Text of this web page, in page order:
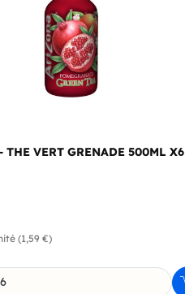
VERT GRENADE 500ML X6
(1,59 €)
du produit